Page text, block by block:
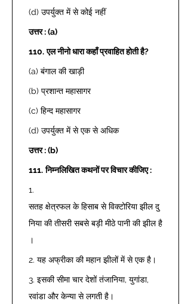
(d) उपर्युक्त में से कोई नहीं
उत्तर : (a)
110. एल नीनो धारा कहाँ प्रवाहित होती है?
(a) बंगाल की खाड़ी
(b) प्रशान्त महासागर
(c) हिन्द महासागर
(d) उपर्युक्त में से एक से अधिक
उत्तर : (b)
111. निम्नलिखित कथनों पर विचार कीजिए :
1.
सतह क्षेत्रफल के हिसाब से विक्टोरिया झील दु
निया की तीसरी सबसे बड़ी मीठे पानी की झील है
।
2. यह अफ्रीका की महान झीलों में से एक है।
3. इसकी सीमा चार देशों तंजानिया, युगांडा,
रवांडा और केन्या से लगती है।